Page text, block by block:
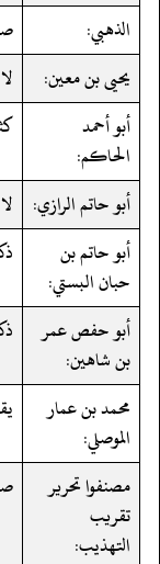
الذهبي:
يحيى بن معين:
أبو أحمد
الحاكم:
أبو حاتم الرازي:
أبو حاتم بن
حبان البستي:
أبو حفص عمر
بن شاهين:
محمد بن عمار
الموصلي:
مصنفوا تحرير
تقريب
التهذيب: